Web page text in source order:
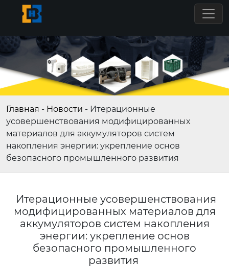
Главная - Новости - Итерационные
усовершенствования модифицированных
материалов для аккумуляторов систем
накопления энергии: укрепление основ
безопасного промышленного развития
Итерационные усовершенствования
модифицированных материалов для
аккумуляторов систем накопления
энергии: укрепление основ
безопасного промышленного
развития